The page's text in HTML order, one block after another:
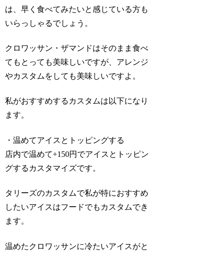
は、早く食べてみたいと感じている方も
いらっしゃるでしょう。
クロワッサン・ザマンドはそのまま食べ
てもとっても美味しいですが、アレンジ
やカスタムをしても美味しいですよ。
私がおすすめするカスタムは以下になり
ます。
・温めてアイスとトッピングする
店内で温めて+150円でアイスとトッピン
グするカスタマイズです。
タリーズのカスタムで私が特におすすめ
したいアイスはフードでもカスタムでき
ます。
温めたクロワッサンに冷たいアイスがと